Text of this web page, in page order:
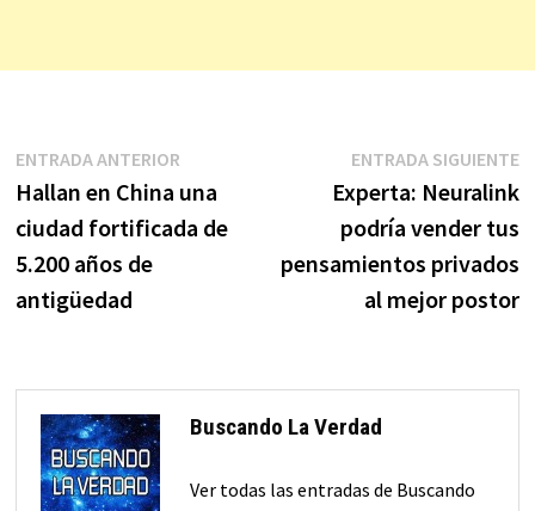
Navegación
de
entradas
ENTRADA ANTERIOREntrada
anterior:
Hallan en China una
ciudad fortificada de
5.200 años de
antigüedad
ENTRADA SIGUIENTE
Experta: Neuralink
podría vender tus
pensamientos privados
al mejor postor
Buscando La Verdad
Ver todas las entradas de Buscando